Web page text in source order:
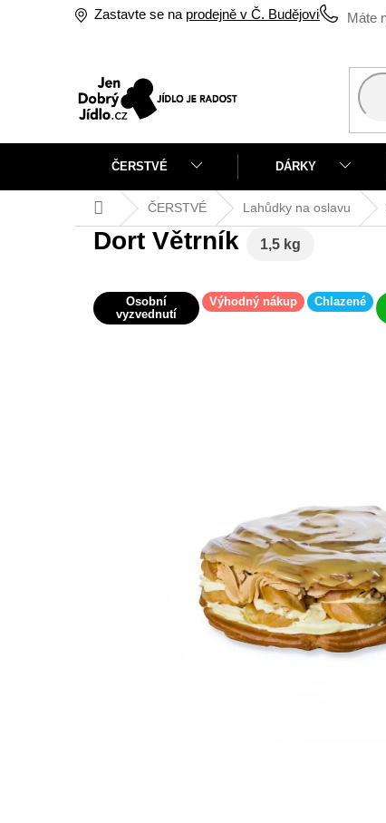
Zastavte se na prodejně v Č. Budějovicích
ČERSTVÉ DÁRKY
Domů ČERSTVÉ Lahůdky na oslavu
Dort Větrník 1,5 kg
Osobní
vyzvednutí
Výhodný nákup Chlazené